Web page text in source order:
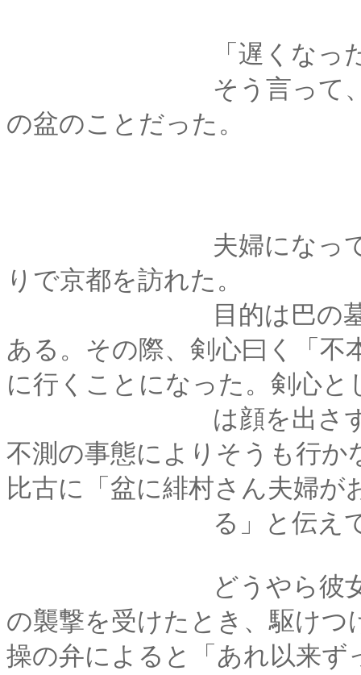
「遅くなったが、
そう言って、比古か
の盆のことだった。
夫婦になって初めて
りで京都を訪れた。
目的は巴の墓参りで
ある。その際、剣心曰く「不
に行くことになった。剣心と
は顔を出さずに済ま
不測の事態によりそうも行
比古に「盆に緋村さん夫婦が
る」と伝えてしま
どうやら彼女は一年
の襲撃を受けたとき、駆け
操の弁によると「あれ以来ず